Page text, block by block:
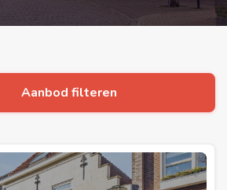
Aanbod filteren